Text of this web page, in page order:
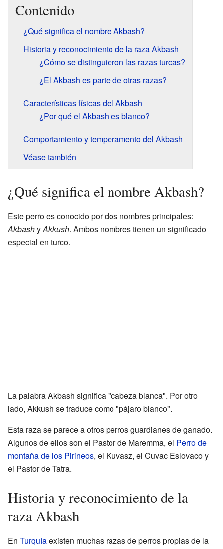
Contenido
¿Qué significa el nombre Akbash?
Historia y reconocimiento de la raza Akbash
¿Cómo se distinguieron las razas turcas?
¿El Akbash es parte de otras razas?
Características físicas del Akbash
¿Por qué el Akbash es blanco?
Comportamiento y temperamento del Akbash
Véase también
¿Qué significa el nombre Akbash?
Este perro es conocido por dos nombres principales:
AkbashyAkkush. Ambos nombres tienen un significado
especial en turco.
La palabra Akbash significa "cabeza blanca". Por otro
lado, Akkush se traduce como "pájaro blanco".
Esta raza se parece a otros perros guardianes de ganado.
Algunos de ellos son el Pastor de Maremma, el Perro de
montaña de los Pirineos, el Kuvasz, el Cuvac Eslovaco y
el Pastor de Tatra.
Historia y reconocimiento de la
raza Akbash
En Turquíaexisten muchas razas de perros propias de la